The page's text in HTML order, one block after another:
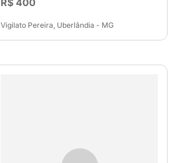
R$ 400
Vigilato Pereira, Uberlândia - MG